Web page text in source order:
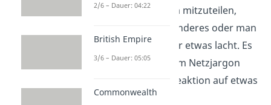
verwendet, um mitzuteilen,
dass jemand anderes oder man
selbst laut über etwas lacht. Es
kommt aus dem Netzjargon
und wird als Reaktion auf etwas
Lustiges oder
2/6 – Dauer: 04:22
British Empire
3/6 – Dauer: 05:05
Commonwealth